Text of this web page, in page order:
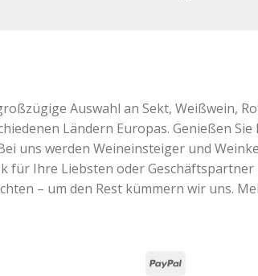
Auswahl an Sekt, Weißwein,
Ländern Europas. Genießen
uns werden Weineinsteiger und
für Ihre Liebsten oder Geschäftspartner
– um den Rest kümmern wir uns.